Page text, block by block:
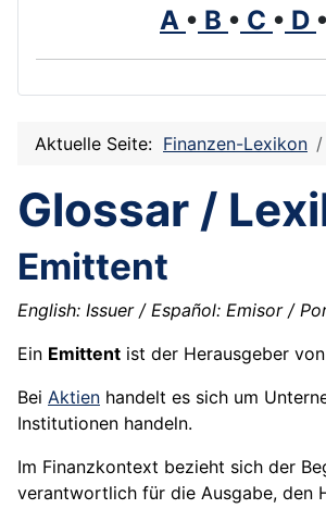
A • B • C • D •
Aktuelle Seite: Finanzen-Lexikon
Glossar /
Emittent
English: Issuer / Español: Emisor /
Ein Emittent ist der Herausgeber von
Bei Aktien handelt es sich um
Institutionen handeln.
Im Finanzkontext bezieht sich der
verantwortlich für die Ausgabe, den